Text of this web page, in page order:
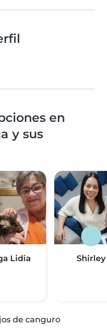
en
y sus
Lidia Shirley
de canguro